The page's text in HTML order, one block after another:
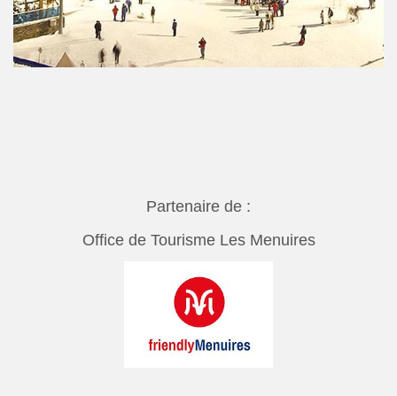
Partenaire de :
Office de Tourisme Les Menuires